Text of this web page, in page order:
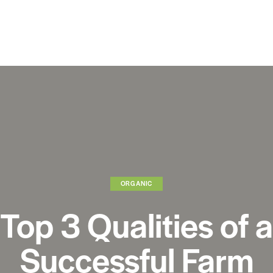
ORGANIC
Top 3 Qualities of a
Successful Farm